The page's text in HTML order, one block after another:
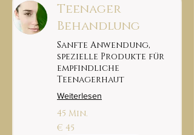
Teenager
Behandlung
Sanfte Anwendung,
spezielle Produkte für
empfindliche
Teenagerhaut
Weiterlesen
45 Min.
45
euro
€ 45